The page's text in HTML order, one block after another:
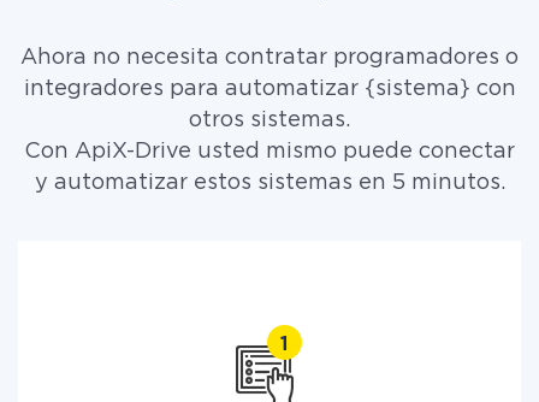
Ahora no necesita contratar programadores o
integradores para automatizar {sistema} con
otros sistemas.
Con ApiX-Drive usted mismo puede conectar
y automatizar estos sistemas en 5 minutos.